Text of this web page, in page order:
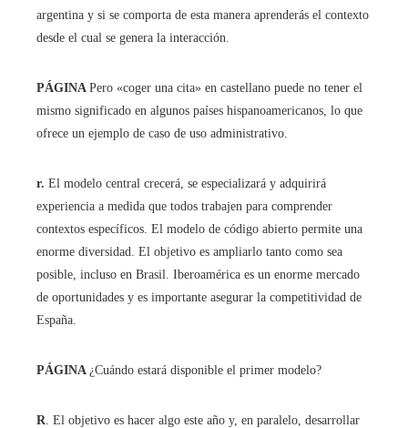
argentina y si se comporta de esta manera aprenderás el contexto
desde el cual se genera la interacción.
PÁGINA Pero «coger una cita» en castellano puede no tener el
mismo significado en algunos países hispanoamericanos, lo que
ofrece un ejemplo de caso de uso administrativo.
r. El modelo central crecerá, se especializará y adquirirá
experiencia a medida que todos trabajen para comprender
contextos específicos. El modelo de código abierto permite una
enorme diversidad. El objetivo es ampliarlo tanto como sea
posible, incluso en Brasil. Iberoamérica es un enorme mercado
de oportunidades y es importante asegurar la competitividad de
España.
PÁGINA ¿Cuándo estará disponible el primer modelo?
R. El objetivo es hacer algo este año y, en paralelo, desarrollar